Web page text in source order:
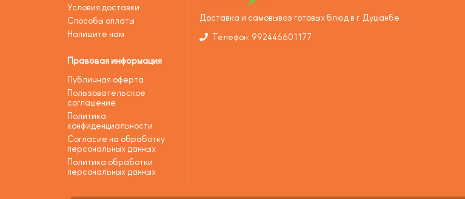
Условия доставки
Способы оплаты
Напишите нам
Правовая информация
Публичная оферта
Пользовательское
соглашение
Политика
конфиденциальности
Согласие на обработку
персональных данных
Политика обработки
персональных данных
Доставка и самовывоз готовых блюд в г. Душанбе
Телефон: 992446601177